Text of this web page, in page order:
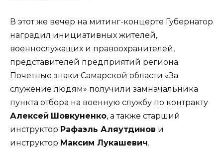
В этот же вечер на митинг-концерте Губернатор
наградил инициативных жителей,
военнослужащих и правоохранителей,
представителей предприятий региона.
Почетные знаки Самарской области «За
служение людям» получили замначальника
пункта отбора на военную службу по контракту
Алексей Шовкуненко, а также старший
инструктор Рафаэль Аляутдинов и
инструктор Максим Лукашевич.